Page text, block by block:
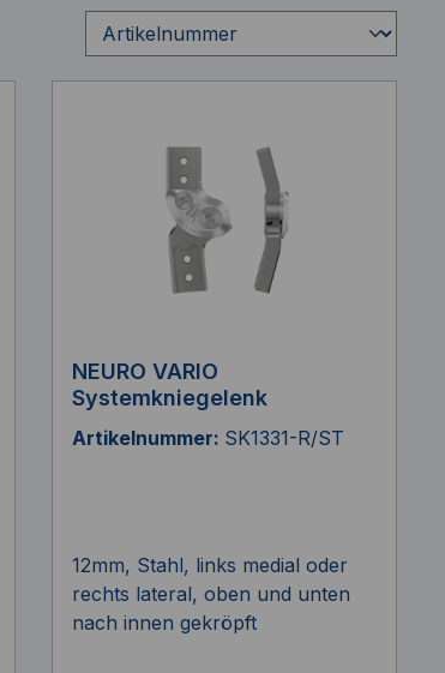
NEURO VARIO
Systemkniegelenk
Artikelnummer: SK1331-R/ST
12mm, Stahl, links medial oder
rechts lateral, oben und unten
nach innen gekröpft